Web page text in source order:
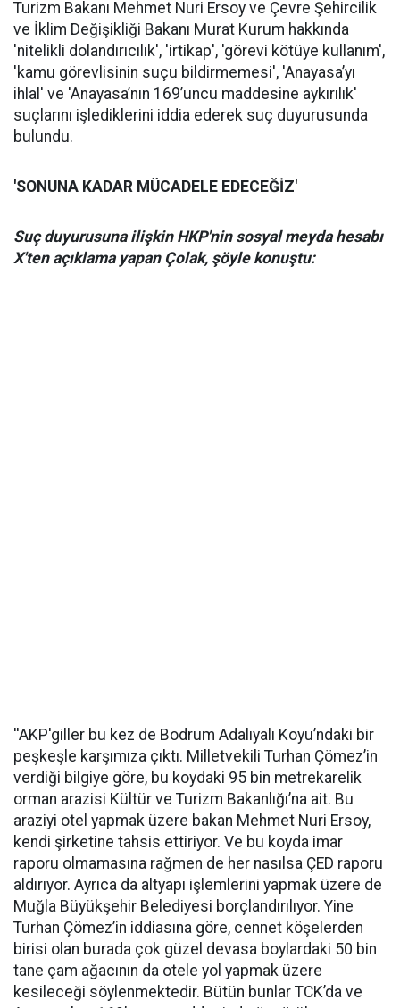
Turizm Bakanı Mehmet Nuri Ersoy ve Çevre Şehircilik
ve İklim Değişikliği Bakanı Murat Kurum hakkında
'nitelikli dolandırıcılık', 'irtikap', 'görevi kötüye kullanım',
'kamu görevlisinin suçu bildirmemesi', 'Anayasa’yı
ihlal' ve 'Anayasa’nın 169’uncu maddesine aykırılık'
suçlarını işlediklerini iddia ederek suç duyurusunda
bulundu.
'SONUNA KADAR MÜCADELE EDECEĞİZ'
Suç duyurusuna ilişkin HKP'nin sosyal meyda hesabı
X'ten açıklama yapan Çolak, şöyle konuştu:
''AKP'giller bu kez de Bodrum Adalıyalı Koyu’ndaki bir
peşkeşle karşımıza çıktı. Milletvekili Turhan Çömez’in
verdiği bilgiye göre, bu koydaki 95 bin metrekarelik
orman arazisi Kültür ve Turizm Bakanlığı’na ait. Bu
araziyi otel yapmak üzere bakan Mehmet Nuri Ersoy,
kendi şirketine tahsis ettiriyor. Ve bu koyda imar
raporu olmamasına rağmen de her nasılsa ÇED raporu
aldırıyor. Ayrıca da altyapı işlemlerini yapmak üzere de
Muğla Büyükşehir Belediyesi borçlandırılıyor. Yine
Turhan Çömez’in iddiasına göre, cennet köşelerden
birisi olan burada çok güzel devasa boylardaki 50 bin
tane çam ağacının da otele yol yapmak üzere
kesileceği söylenmektedir. Bütün bunlar TCK’da ve